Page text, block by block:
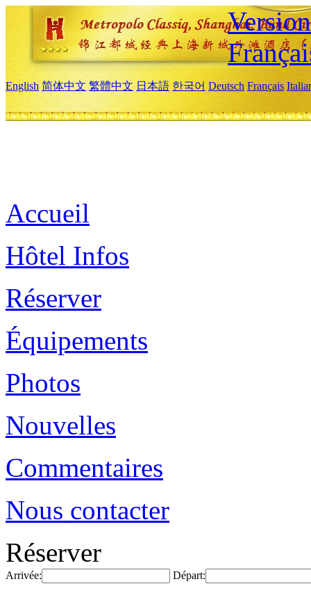
English 简体中文 繁體中文 日本語 한국어 Deutsch Français
Accueil
Hôtel Infos
Réserver
Équipements
Photos
Nouvelles
Commentaires
Nous contacter
Réserver
Arrivée: Départ: